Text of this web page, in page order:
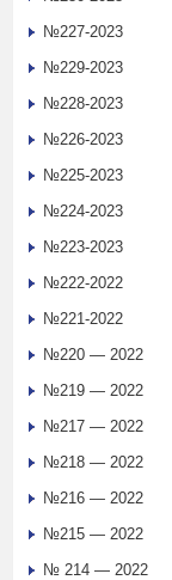
№227-2023
№229-2023
№228-2023
№226-2023
№225-2023
№224-2023
№223-2023
№222-2022
№221-2022
№220 — 2022
№219 — 2022
№217 — 2022
№218 — 2022
№216 — 2022
№215 — 2022
№ 214 — 2022